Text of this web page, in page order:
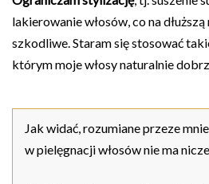
lakierowanie włosów, co na
szkodliwe. Staram się stosować
którym moje włosy naturalnie
Jak widać, rozumiane przeze
w pielęgnacji włosów nie ma